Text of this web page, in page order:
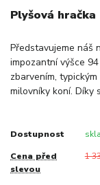
Plyšová hračka
Představujeme náš
impozantní výšce
zbarvením,
milovníky koní. Díky
Dostupnost
Cena před
slevou
1